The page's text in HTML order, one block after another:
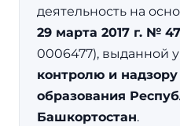
деятельность на
29 марта 2017 г. №
0006477), выданной
контролю и
образования
Башкортостан.